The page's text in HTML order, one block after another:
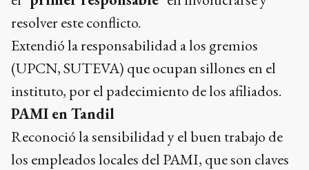
resolver este conflicto.
Extendió la responsabilidad a los gremios
(UPCN, SUTEVA) que ocupan sillones en el
instituto, por el padecimiento de los afiliados.
PAMI en Tandil
Reconoció la sensibilidad y el buen trabajo de
los empleados locales del PAMI, que son claves